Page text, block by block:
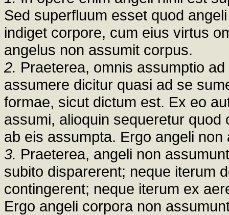
Sed superfluum esset quod
indiget corpore, cum eius virtus
angelus non assumit corpus.
2. Praeterea, omnis assumptio
assumere dicitur quasi ad se
formae, sicut dictum est. Ex eo
assumi, alioquin sequeretur
ab eis assumpta. Ergo angeli
3. Praeterea, angeli non
subito disparerent; neque iterum
contingerent; neque iterum ex
Ergo angeli corpora non